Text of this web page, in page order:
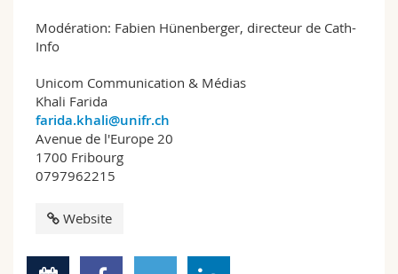
Modération: Fabien Hünenberger, directeur de Cath-
Info
Unicom Communication & Médias
Khali Farida
farida.khali@unifr.ch
Avenue de l'Europe 20
1700 Fribourg
0797962215
Website